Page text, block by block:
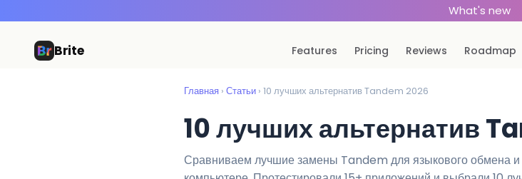
What's new
Brite Features Pricing Reviews Roadmap
Главная › Статьи › 10 лучших альтернатив Tandem 2026
10 лучших альтернатив
Сравниваем лучшие замены Tandem для языкового обмена